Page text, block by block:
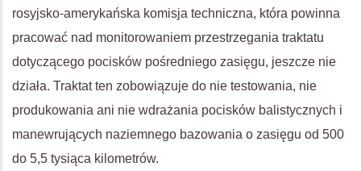
rosyjsko-amerykańska komisja techniczna, która powinna
pracować nad monitorowaniem przestrzegania traktatu
dotyczącego pocisków pośredniego zasięgu, jeszcze nie
działa. Traktat ten zobowiązuje do nie testowania, nie
produkowania ani nie wdrażania pocisków balistycznych i
manewrujących naziemnego bazowania o zasięgu od 500
do 5,5 tysiąca kilometrów.